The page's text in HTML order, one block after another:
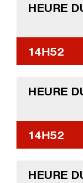
HEURE
14H52
HEURE
14H52
HEURE